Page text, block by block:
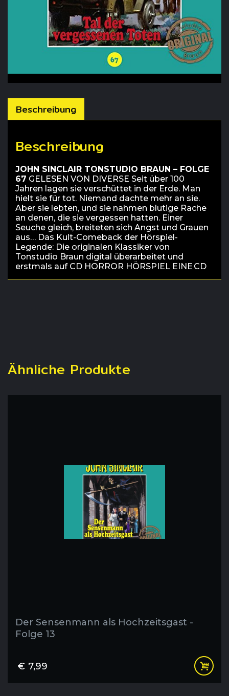
Beschreibung
Beschreibung
JOHN SINCLAIR TONSTUDIO BRAUN – FOLGE
67 GELESEN VON DIVERSE Seit über 100
Jahren lagen sie verschüttet in der Erde. Man
hielt sie für tot. Niemand dachte mehr an sie.
Aber sie lebten, und sie nahmen blutige Rache
an denen, die sie vergessen hatten. Einer
Seuche gleich, breiteten sich Angst und Grauen
aus… Das Kult-Comeback der Hörspiel-
Legende: Die originalen Klassiker von
Tonstudio Braun digital überarbeitet und
erstmals auf CD HORROR HÖRSPIEL EINE CD
Ähnliche Produkte
Der Sensenmann als Hochzeitsgast -
Folge 13
€ 7,99